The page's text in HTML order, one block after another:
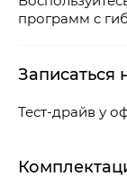
программ с
Записаться
Тест-драйв у